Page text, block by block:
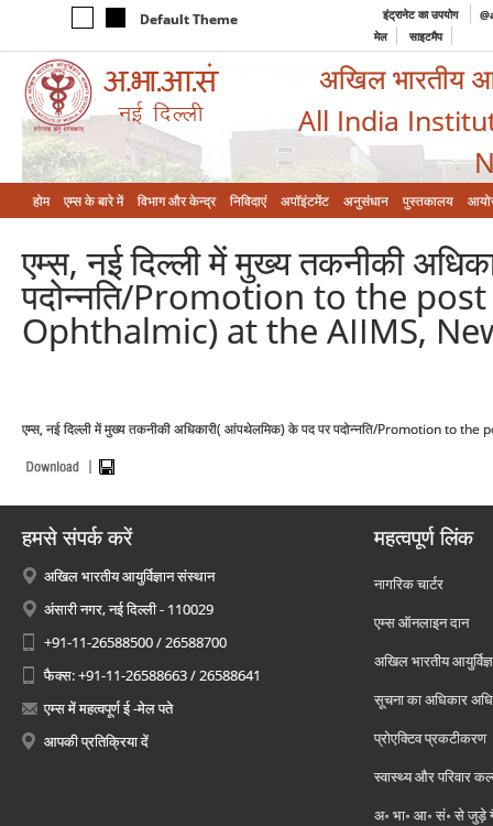
Default Theme इंट्रानेट का उपयोग
मेल
साइटमैप
अखिल भारतीय
All India
होम एम्‍स के बारे में विभाग और केन्‍द्र निविदाएं अपॉइंटमेंट अनुसंधान पुस्तकालय
एम्स, नई दिल्ली में मुख्य तकनीकी
पदोन्नति/Promotion to the
Ophthalmic) at the AIIMS,
एम्स, नई दिल्ली में मुख्य तकनीकी अधिकारी( आंपथेलमिक) के पद पर पदोन्नति/Promotion
हमसे संपर्क करें
अखिल भारतीय आयुर्विज्ञान संस्थान
अंसारी नगर, नई दिल्ली - 110029
+91-11-26588500 / 26588700
फैक्स: +91-11-26588663 / 26588641
एम्स में महत्वपूर्ण ई -मेल पते
आपकी प्रतिक्रिया दें
महत्वपूर्ण लिंक
नागरिक चार्टर
एम्स ऑनलाइन दान
अखिल भारतीय
सूचना का अधिकार
प्रोएक्टिव प्रकटीकरण
स्वास्थ्य और परिवार
अ॰ भा॰ आ॰ सं॰ से जुड़े